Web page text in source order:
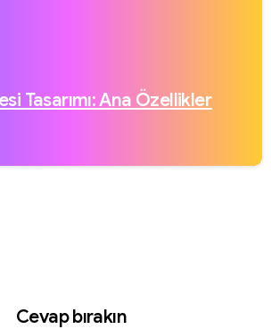
Tasarımı: Ana Özellikler
Cevap bırakın